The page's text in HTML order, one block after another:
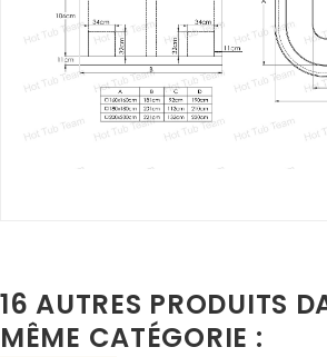
16 AUTRES PRODUITS
MÊME CATÉGORIE :